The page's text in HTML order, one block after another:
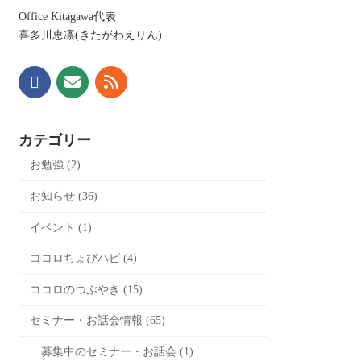
Office Kitagawa代表
喜多川恵凛(きたがわえりん)
カテゴリー
お勉強 (2)
お知らせ (36)
イベント (1)
ココロちょぴハピ (4)
ココロのつぶやき (15)
セミナー・お話会情報 (65)
募集中のセミナー・お話会 (1)